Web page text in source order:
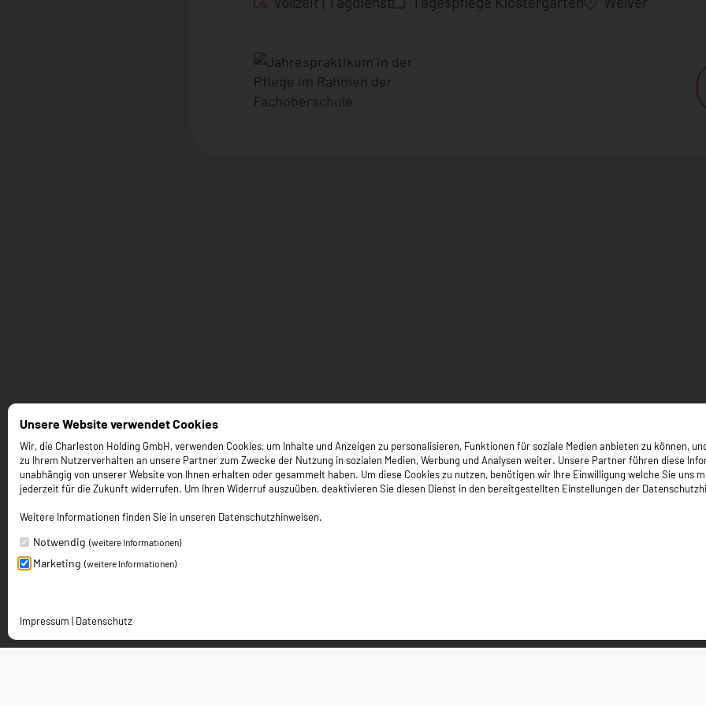
Unsere Website verwendet Cookies
Wir, die Charleston Holding GmbH, verwenden Cookies, um Inhalte und Anzeigen zu personalisieren, Funktionen für soziale Medien anbieten zu können,
zu Ihrem Nutzerverhalten an unsere Partner zum Zwecke der Nutzung in sozialen Medien, Werbung und Analysen weiter. Unsere Partner führen diese
unabhängig von unserer Website von Ihnen erhalten oder gesammelt haben. Um diese Cookies zu nutzen, benötigen wir Ihre Einwilligung welche Sie
jederzeit für die Zukunft widerrufen. Um Ihren Widerruf auszuüben, deaktivieren Sie diesen Dienst in den bereitgestellten Einstellungen der
Weitere Informationen finden Sie in unseren Datenschutzhinweisen.
Notwendig (weitere Informationen)
Marketing (weitere Informationen)
Impressum | Datenschutz